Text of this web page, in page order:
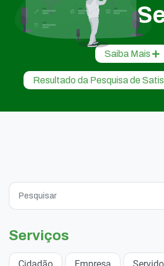
Saiba Mais
Resultado da Pesquisa de
Serviços